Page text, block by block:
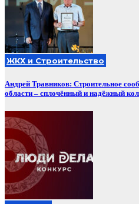
ЖКХ и Строительство
Андрей Травников: Строительное
области – сплочённый и надёжный